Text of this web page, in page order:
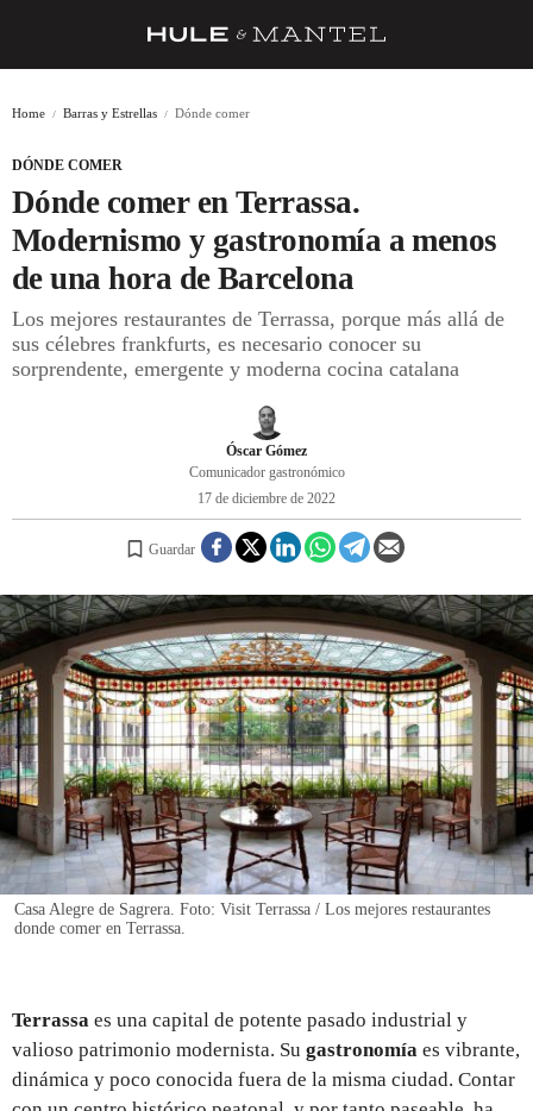
BARRAS Y ESTRELLAS
DÓNDE COMER
ÍDOLOS DE MESAS
CUADERNO DE VIAJE
REGISTRO
INICIAR SESIÓN
Home Barras y Estrellas Dónde comer
DÓNDE COMER
Dónde comer en Terrassa.
Modernismo y gastronomía a menos
de una hora de Barcelona
Los mejores restaurantes de Terrassa, porque más allá de
sus célebres frankfurts, es necesario conocer su
sorprendente, emergente y moderna cocina catalana
Óscar Gómez
Comunicador gastronómico
17 de diciembre de 2022
Guardar
Casa Alegre de Sagrera. Foto: Visit Terrassa / Los mejores restaurantes
donde comer en Terrassa.
Terrassa es una capital de potente pasado industrial y
valioso patrimonio modernista. Su gastronomía es vibrante,
dinámica y poco conocida fuera de la misma ciudad. Contar